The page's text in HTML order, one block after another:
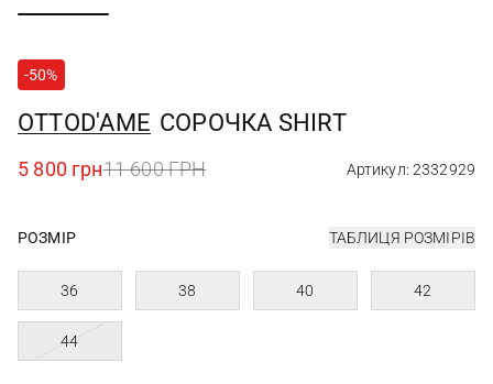
-50%
OTTOD'AME СОРОЧКА SHIRT
5 800 грн11 600 ГРН Артикул: 2332929
РОЗМІР ТАБЛИЦЯ РОЗМІРІВ
36 38 40 42
44